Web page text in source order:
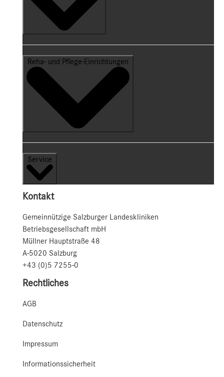
Reha- und Pflege-Einrichtungen
Service
Kontakt
Gemeinnützige Salzburger Landeskliniken
Betriebsgesellschaft mbH
Müllner Hauptstraße 48
A-5020 Salzburg
+43 (0)5 7255-0
Rechtliches
AGB
Datenschutz
Impressum
Informationssicherheit